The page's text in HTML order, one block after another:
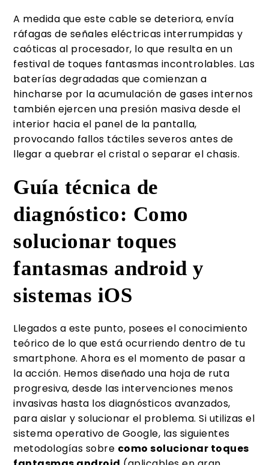
A medida que este cable se deteriora, envía
ráfagas de señales eléctricas interrumpidas y
caóticas al procesador, lo que resulta en un
festival de toques fantasmas incontrolables. Las
baterías degradadas que comienzan a
hincharse por la acumulación de gases internos
también ejercen una presión masiva desde el
interior hacia el panel de la pantalla,
provocando fallos táctiles severos antes de
llegar a quebrar el cristal o separar el chasis.
Guía técnica de
diagnóstico: Como
solucionar toques
fantasmas android y
sistemas iOS
Llegados a este punto, posees el conocimiento
teórico de lo que está ocurriendo dentro de tu
smartphone. Ahora es el momento de pasar a
la acción. Hemos diseñado una hoja de ruta
progresiva, desde las intervenciones menos
invasivas hasta los diagnósticos avanzados,
para aislar y solucionar el problema. Si utilizas el
sistema operativo de Google, las siguientes
metodologías sobre como solucionar toques